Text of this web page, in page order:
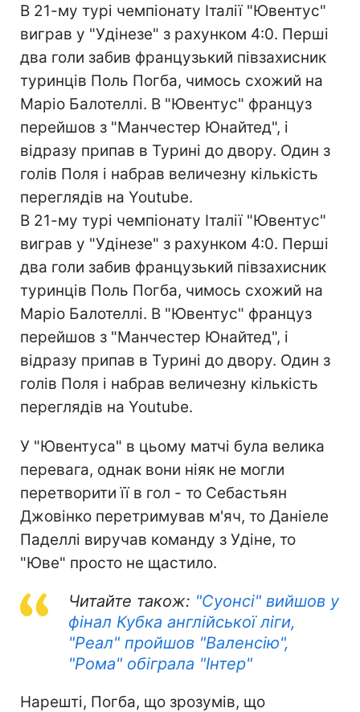
В 21-му турі чемпіонату Італії "Ювентус"
виграв у "Удінезе" з рахунком 4:0. Перші
два голи забив французький півзахисник
туринців Поль Погба, чимось схожий на
Маріо Балотеллі. В "Ювентус" француз
перейшов з "Манчестер Юнайтед", і
відразу припав в Турині до двору. Один з
голів Поля і набрав величезну кількість
переглядів на Youtube.
В 21-му турі чемпіонату Італії "Ювентус"
виграв у "Удінезе" з рахунком 4:0. Перші
два голи забив французький півзахисник
туринців Поль Погба, чимось схожий на
Маріо Балотеллі. В "Ювентус" француз
перейшов з "Манчестер Юнайтед", і
відразу припав в Турині до двору. Один з
голів Поля і набрав величезну кількість
переглядів на Youtube.
У "Ювентуса" в цьому матчі була велика
перевага, однак вони ніяк не могли
перетворити її в гол - то Себастьян
Джовінко перетримував м'яч, то Даніеле
Паделлі виручав команду з Удіне, то
"Юве" просто не щастило.
Читайте також: "Суонсі" вийшов у
фінал Кубка англійської ліги,
"Реал" пройшов "Валенсію",
"Рома" обіграла "Інтер"
Нарешті, Погба, що зрозумів, що